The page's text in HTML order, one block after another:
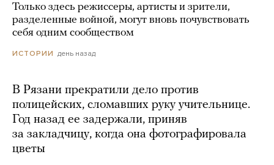
Только здесь режиссеры, артисты и зрители,
разделенные войной, могут вновь почувствовать
себя одним сообществом
ИСТОРИИ день назад
В Рязани прекратили дело против
полицейских, сломавших руку учительнице.
Год назад ее задержали, приняв
за закладчицу, когда она фотографировала
цветы